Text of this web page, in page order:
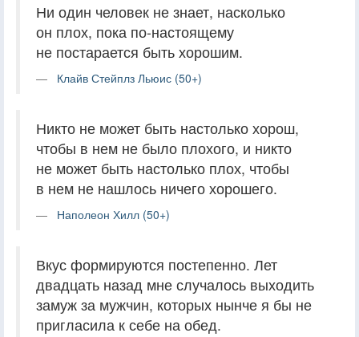
Ни один человек не знает, насколько
он плох, пока по-настоящему
не постарается быть хорошим.
Клайв Стейплз Льюис (50+)
Никто не может быть настолько хорош,
чтобы в нем не было плохого, и никто
не может быть настолько плох, чтобы
в нем не нашлось ничего хорошего.
Наполеон Хилл (50+)
Вкус формируются постепенно. Лет
двадцать назад мне случалось выходить
замуж за мужчин, которых нынче я бы не
пригласила к себе на обед.